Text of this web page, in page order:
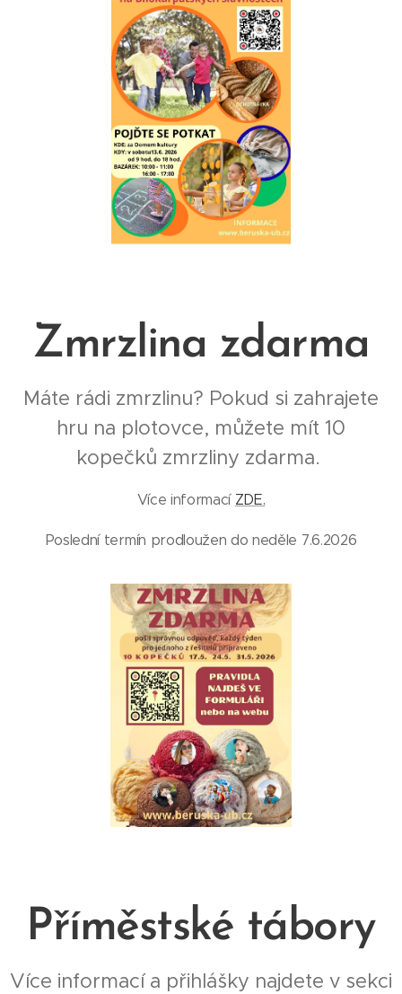
Zmrzlina zdarma
Máte rádi zmrzlinu? Pokud si zahrajete
hru na plotovce, můžete mít 10
kopečků zmrzliny zdarma.
Více informací ZDE.
Poslední termín prodloužen do neděle 7.6.2026
Příměstské tábory
Více informací a přihlášky najdete v sekci